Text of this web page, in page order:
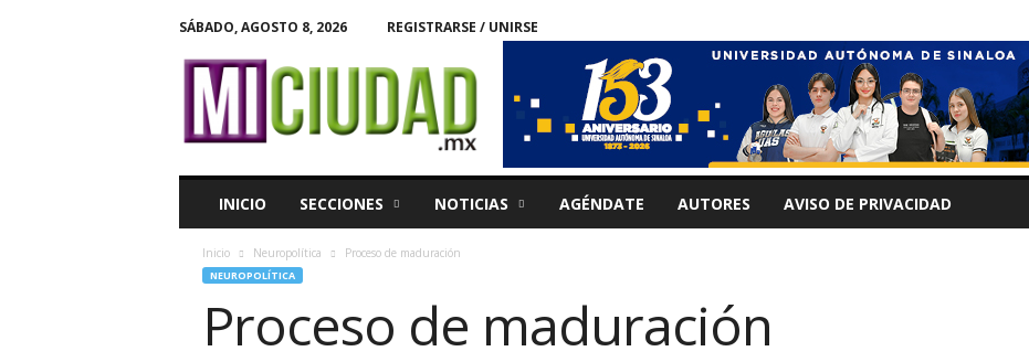
SÁBADO, AGOSTO 8, 2026 REGISTRARSE / UNIRSE
u
INICIO SECCIONES NOTICIAS AGÉNDATE AUTORES AVISO DE PRIVACIDAD
Inicio Neuropolítica Proceso de maduración
NEUROPOLÍTICA
Proceso de maduración